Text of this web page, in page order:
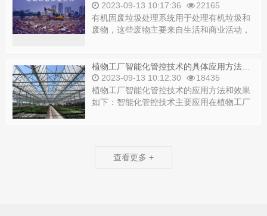
2023-09-13 10:17:36
22165
有机固废垃圾处理系统用于处理有机垃圾和
废物，这些废物主要来自生活和商业活动，
植物工厂智能化管控技术的具体应用方法和效果如何？
2023-09-13 10:12:30
18435
植物工厂智能化管控技术的应用方法和效果
如下：智能化管控技术主要应用在植物工厂
查看更多 +